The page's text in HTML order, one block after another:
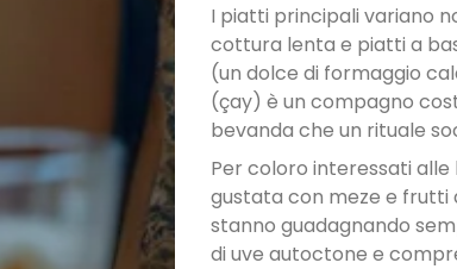
I piatti principali variano
cottura lenta e piatti a
(un dolce di formaggio
(çay) è un compagno
bevanda che un rituale
Per coloro interessati alle
gustata con meze e frutti
stanno guadagnando
di uve autoctone e